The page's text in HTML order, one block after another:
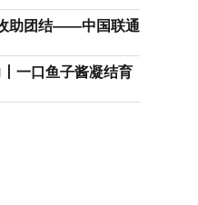
助团结——中国联通
一口鱼子酱凝结育